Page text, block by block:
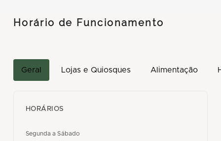
Horário de Funcionamento
Geral Lojas e Quiosques Alimentação
HORÁRIOS
Segunda a Sábado